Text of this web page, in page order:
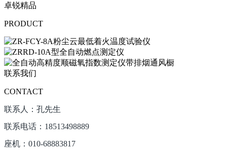
卓锐精品
PRODUCT
联系我们
CONTACT
联系人：孔先生
联系电话：18513498889
座机：010-68883817